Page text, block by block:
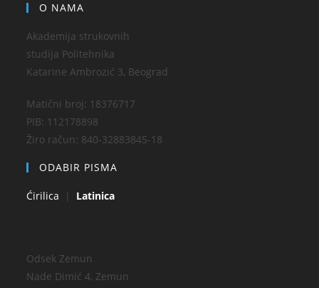
O NAMA
Akademija strukovnih
studija Politehnika
Katarine Ambrozić 3, Beograd
Matični broj: 18376717
PIB: 112178898
Žiro račun: 840-32883845-18
ODABIR PISMA
Ćirilica | Latinica
Odsek Zemun
Nade Dimić 4, Zemun